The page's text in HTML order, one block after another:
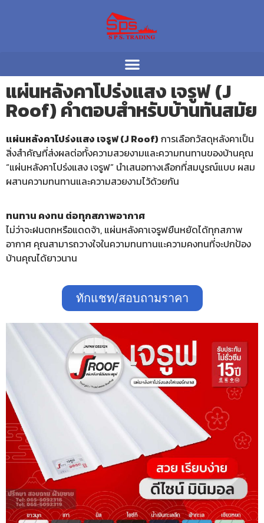
แผ่นหลังคาโปร่งแสง เจรูฟ (J
Roof) คำตอบสำหรับบ้านทันสมัย
แผ่นหลังคาโปร่งแสง เจรูฟ (J Roof) การเลือกวัสดุหลังคาเป็น
สิ่งสำคัญที่ส่งผลต่อทั้งความสวยงามและความทนทานของบ้านคุณ
“แผ่นหลังคาโปร่งแสง เจรูฟ” นำเสนอทางเลือกที่สมบูรณ์แบบ ผสม
ผสานความทนทานและความสวยงามไว้ด้วยกัน
ทนทาน คงทน ต่อทุกสภาพอากาศ
ไม่ว่าจะฝนตกหรือแดดจ้า, แผ่นหลังคาเจรูฟยืนหยัดได้ทุกสภาพ
อากาศ คุณสามารถวางใจในความทนทานแะความคงทนที่จะปกป้อง
บ้านคุณได้ยาวนาน
ทักแชท/สอบถามราคา